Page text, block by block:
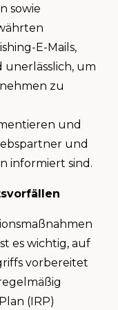
sowie
E-Mails,
unerlässlich, um
zu
und
und
informiert sind.
es wichtig, auf
vorbereitet
(IRP)